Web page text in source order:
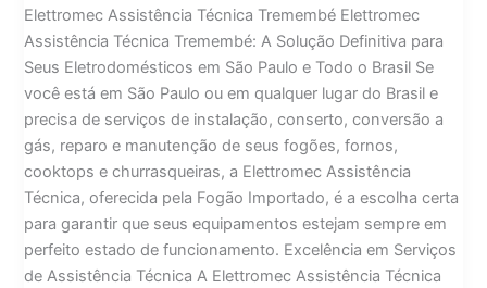
Elettromec Assistência Técnica Tremembé Elettromec
Assistência Técnica Tremembé: A Solução Definitiva para
Seus Eletrodomésticos em São Paulo e Todo o Brasil Se
você está em São Paulo ou em qualquer lugar do Brasil e
precisa de serviços de instalação, conserto, conversão a
gás, reparo e manutenção de seus fogões, fornos,
cooktops e churrasqueiras, a Elettromec Assistência
Técnica, oferecida pela Fogão Importado, é a escolha certa
para garantir que seus equipamentos estejam sempre em
perfeito estado de funcionamento. Excelência em Serviços
de Assistência Técnica A Elettromec Assistência Técnica